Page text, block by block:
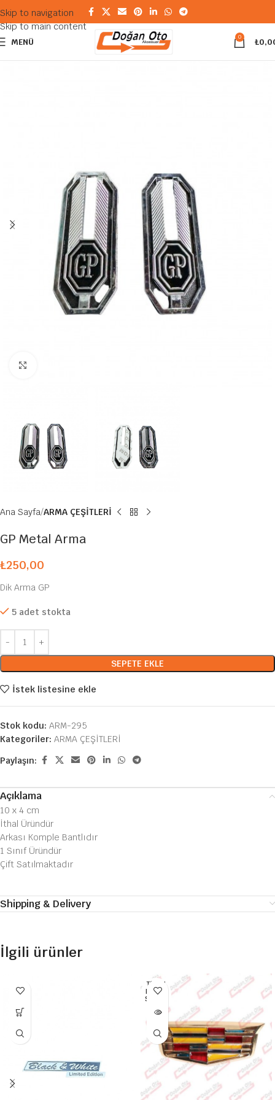
Skip to navigation
Skip to main content
MENÜ 0 ₺
Ana Sayfa ARMA ÇEŞİTLERİ
GP Metal Arma
₺250,00
Dik Arma GP
5 adet stokta
SEPETE EKLE
İstek listesine ekle
Stok kodu: ARM-295
Kategoriler: ARMA ÇEŞİTLERİ
Paylaşın:
Açıklama
10 x 4 cm
İthal Üründür
Arkası Komple Bantlıdır
1 Sınıf Üründür
Çift Satılmaktadır
Shipping & Delivery
İlgili ürünler
TÜKEN
DI HEP
SI SATI